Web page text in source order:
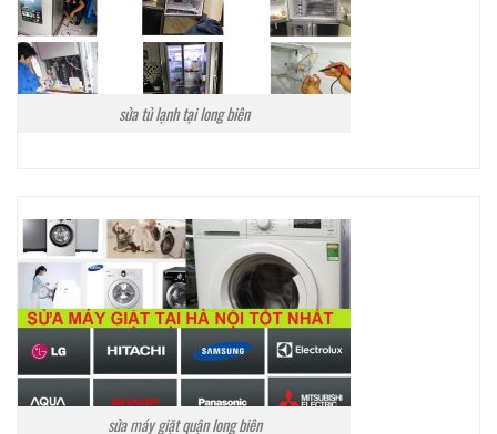
sửa tủ lạnh tại long biên
sửa máy giặt quận long biên